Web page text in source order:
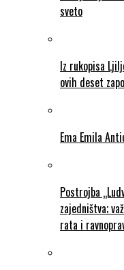
sveto
Iz rukopisa
ovih deset
Ema Emila
Postrojba
zajedništva;
rata i